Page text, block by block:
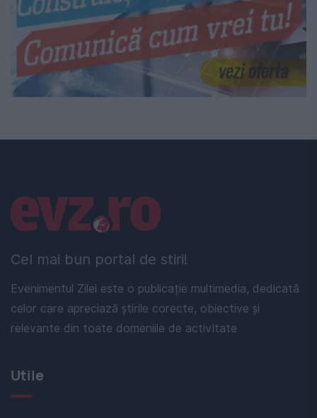
Cel mai bun portal de stiri!
Evenimentul Zilei este o publicație multimedia, dedicată
celor care apreciază știrile corecte, obiective și
relevante din toate domeniile de activitate
Linkuri utile
Utile